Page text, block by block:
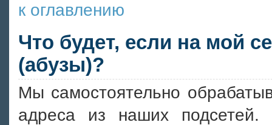
к оглавлению
Что будет, если на мой
(абузы)?
Мы самостоятельно
адреса из наших